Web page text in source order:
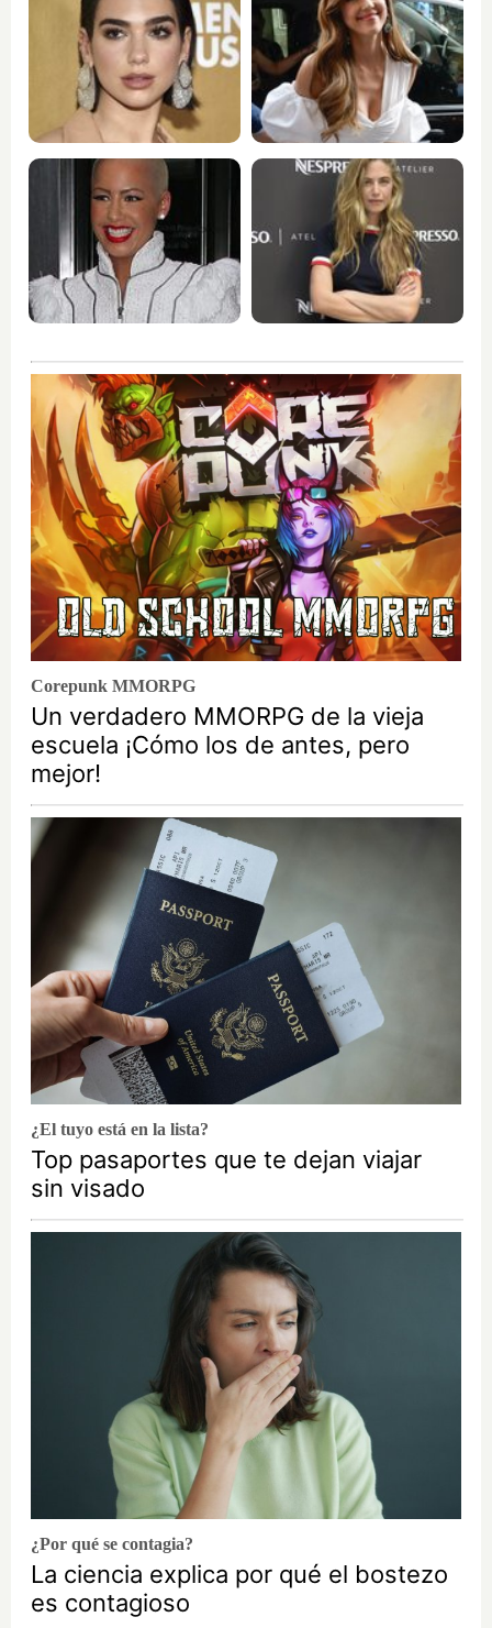
Corepunk MMORPG
Un verdadero MMORPG de la vieja
escuela ¡Cómo los de antes, pero
mejor!
¿El tuyo está en la lista?
Top pasaportes que te dejan viajar
sin visado
¿Por qué se contagia?
La ciencia explica por qué el bostezo
es contagioso